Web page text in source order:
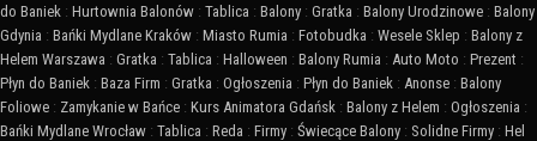
do Baniek : Hurtownia Balonów : Tablica : Balony : Gratka : Balony Urodzinowe : Balony
Gdynia : Bańki Mydlane Kraków : Miasto Rumia : Fotobudka : Wesele Sklep : Balony z
Helem Warszawa : Gratka : Tablica : Halloween : Balony Rumia : Auto Moto : Prezent :
Płyn do Baniek : Baza Firm : Gratka : Ogłoszenia : Płyn do Baniek : Anonse : Balony
Foliowe : Zamykanie w Bańce : Kurs Animatora Gdańsk : Balony z Helem : Ogłoszenia :
Bańki Mydlane Wrocław : Tablica : Reda : Firmy : Świecące Balony : Solidne Firmy : Hel